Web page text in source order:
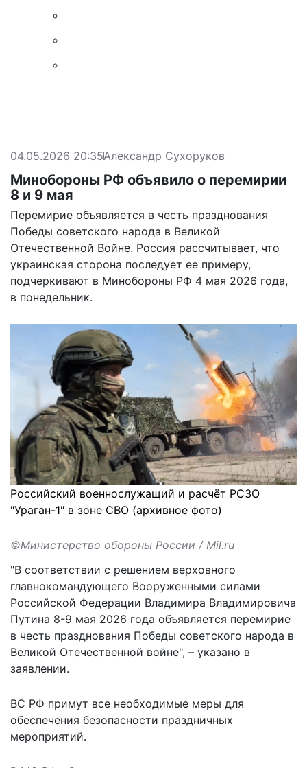
04.05.2026 20:35Александр Сухоруков
Минобороны РФ объявило о перемирии
8 и 9 мая
Перемирие объявляется в честь празднования
Победы советского народа в Великой
Отечественной Войне. Россия рассчитывает, что
украинская сторона последует ее примеру,
подчеркивают в Минобороны РФ 4 мая 2026 года,
в понедельник.
Российский военнослужащий и расчёт РСЗО
"Ураган-1" в зоне СВО (архивное фото)
©Министерство обороны России / Mil.ru
"В соответствии с решением верховного
главнокомандующего Вооруженными силами
Российской Федерации Владимира Владимировича
Путина 8-9 мая 2026 года объявляется перемирие
в честь празднования Победы советского народа в
Великой Отечественной войне", – указано в
заявлении.
ВС РФ примут все необходимые меры для
обеспечения безопасности праздничных
мероприятий.